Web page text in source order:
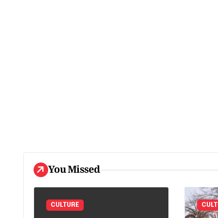
You Missed
CULTURE